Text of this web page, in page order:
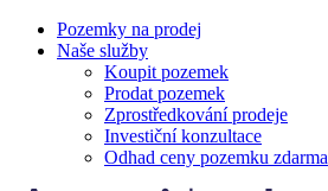
Pozemky na prodej
Naše služby
Koupit pozemek
Prodat pozemek
Zprostředkování prodeje
Investiční konzultace
Odhad ceny pozemku zdarma